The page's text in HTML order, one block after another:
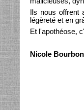
Ils nous
légèreté et en
Et l'apothéose,
Nicole Bourbon